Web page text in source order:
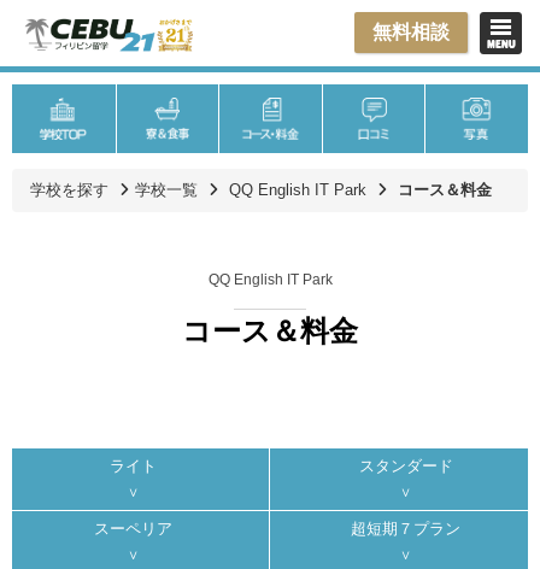
無料相談
学校を探す 学校一覧 QQ English IT Park コース＆料金
QQ English IT Park
コース＆料金
ライト スタンダード
スーペリア 超短期７プラン